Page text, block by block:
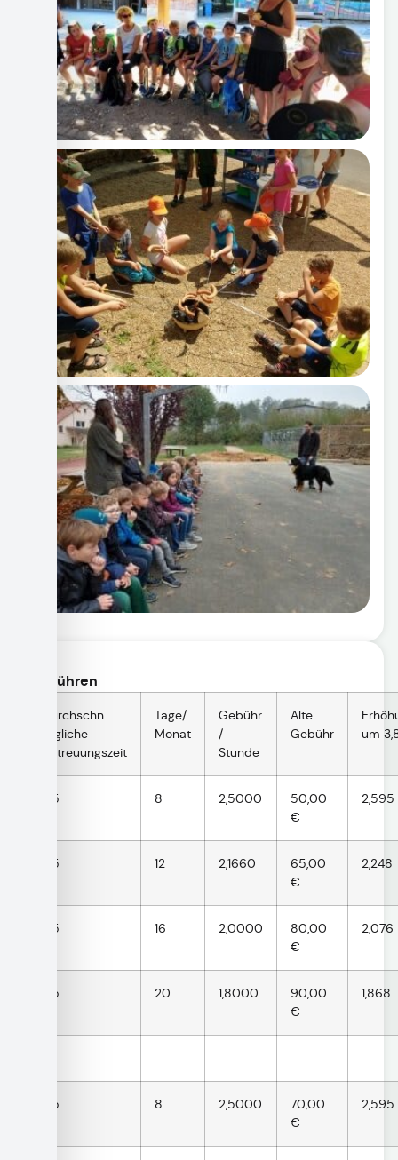
Gebühren
durchschn.
tägliche
Betreuungszeit
Tage/
Monat
Gebühr
/
Stunde
Alte
Gebühr
um
2,5 8 2,5000
50,00
€
2,595
2,5 12 2,1660
65,00
€
2,248
2,5 16 2,0000
80,00
€
2,076
2,5 20 1,8000
90,00
€
1,868
3,5 8 2,5000
70,00
€
2,595